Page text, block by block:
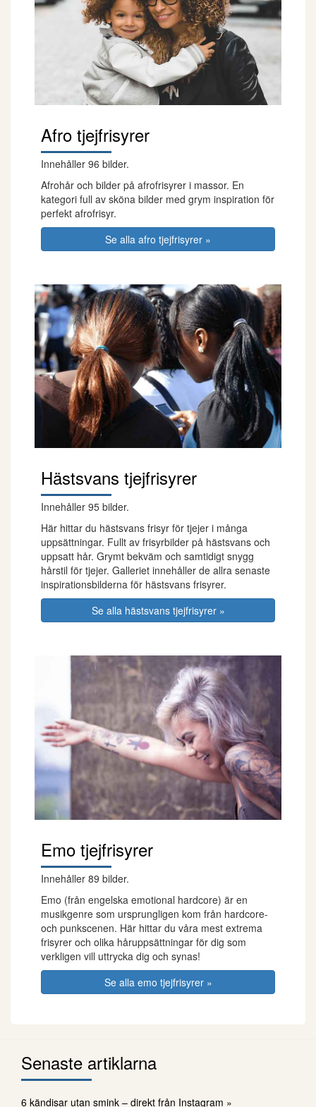
Afro tjejfrisyrer
Innehåller 96 bilder.
Afrohår och bilder på afrofrisyrer i massor. En
kategori full av sköna bilder med grym inspiration för
perfekt afrofrisyr.
Se alla afro tjejfrisyrer »
Hästsvans tjejfrisyrer
Innehåller 95 bilder.
Här hittar du hästsvans frisyr för tjejer i många
uppsättningar. Fullt av frisyrbilder på hästsvans och
uppsatt hår. Grymt bekväm och samtidigt snygg
hårstil för tjejer. Galleriet innehåller de allra senaste
inspirationsbilderna för hästsvans frisyrer.
Se alla hästsvans tjejfrisyrer »
Emo tjejfrisyrer
Innehåller 89 bilder.
Emo (från engelska emotional hardcore) är en
musikgenre som ursprungligen kom från hardcore-
och punkscenen. Här hittar du våra mest extrema
frisyrer och olika håruppsättningar för dig som
verkligen vill uttrycka dig och synas!
Se alla emo tjejfrisyrer »
Senaste artiklarna
6 kändisar utan smink – direkt från Instagram »